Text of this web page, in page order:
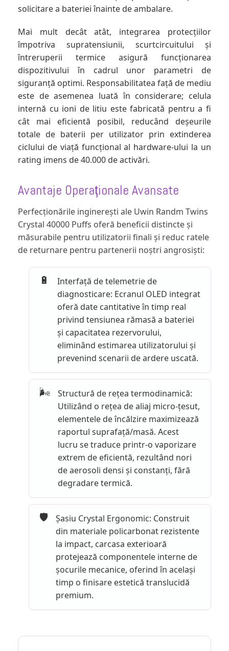
solicitare a bateriei înainte de ambalare.
Mai mult decât atât, integrarea protecțiilor
împotriva supratensiunii, scurtcircuitului și
întreruperii termice asigură funcționarea
dispozitivului în cadrul unor parametri de
siguranță optimi. Responsabilitatea față de mediu
este de asemenea luată în considerare; celula
internă cu ioni de litiu este fabricată pentru a fi
cât mai eficientă posibil, reducând deșeurile
totale de baterii per utilizator prin extinderea
ciclului de viață funcțional al hardware-ului la un
rating imens de 40.000 de activări.
Avantaje Operaționale Avansate
Perfecționările inginerești ale Uwin Randm Twins
Crystal 40000 Puffs oferă beneficii distincte și
măsurabile pentru utilizatorii finali și reduc ratele
de returnare pentru partenerii noștri angrosiști:
🔋
Interfață de telemetrie de
diagnosticare: Ecranul OLED integrat
oferă date cantitative în timp real
privind tensiunea rămasă a bateriei
și capacitatea rezervorului,
eliminând estimarea utilizatorului și
prevenind scenarii de ardere uscată.
🌬️
Structură de rețea termodinamică:
Utilizând o rețea de aliaj micro-țesut,
elementele de încălzire maximizează
raportul suprafață/masă. Acest
lucru se traduce printr-o vaporizare
extrem de eficientă, rezultând nori
de aerosoli densi și constanți, fără
degradare termică.
🛡️
Șasiu Crystal Ergonomic: Construit
din materiale policarbonat rezistente
la impact, carcasa exterioară
protejează componentele interne de
șocurile mecanice, oferind în același
timp o finisare estetică translucidă
premium.